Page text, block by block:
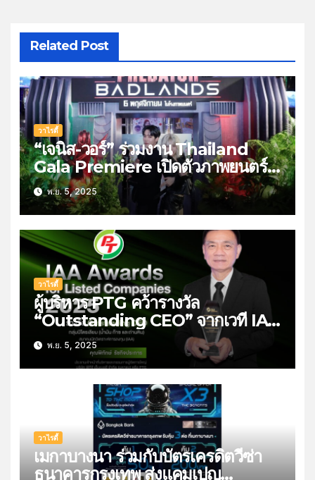
Related Post
วาไรตี้
“เจนิส-วอร์” ร่วมงาน Thailand
Gala Premiere เปิดตัวภาพยนตร์
Predator: Badlands พรีเด
เตอร์:แดนเถื่อน ชวนไปลุ้นระทึกกับ
การล่าสุดมันในโรงภาพยนตร์ 6
พฤศจิกายนนี้
พ.ย. 5, 2025
วาไรตี้
ผู้บริหาร PTG คว้ารางวัล
“Outstanding CEO” จากเวที IAA
Awards for Listed Companies
2025 สะท้อนความเชื่อมั่นนัก
วิเคราะห์-ผู้จัดการกองทุน
พ.ย. 5, 2025
วาไรตี้
เมกาบางนา ร่วมกับบัตรเครดิตวีซ่า
ธนาคารกรุงเทพ ส่งแคมเปญ